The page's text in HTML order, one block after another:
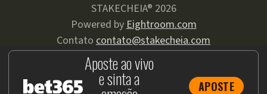
Aposte ao vivo
e sinta a APOSTE
STAKECHEIA® 2026
Powered byEightroom.com
Contato contato@stakecheia.com